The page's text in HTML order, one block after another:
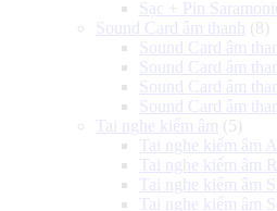
Sạc + Pin Saramonic
Sound Card âm thanh
(8)
Sound Card âm
Sound Card âm
Sound Card âm
Sound Card âm
Tai nghe kiểm âm (5)
Tai nghe kiểm âm
Tai nghe kiểm âm
Tai nghe kiểm âm
Tai nghe kiểm âm